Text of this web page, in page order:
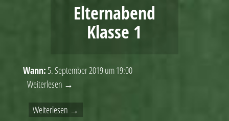
Elternabend
Klasse 1
Wann: 5. September 2019 um 19:00
Weiterlesen →
Weiterlesen →